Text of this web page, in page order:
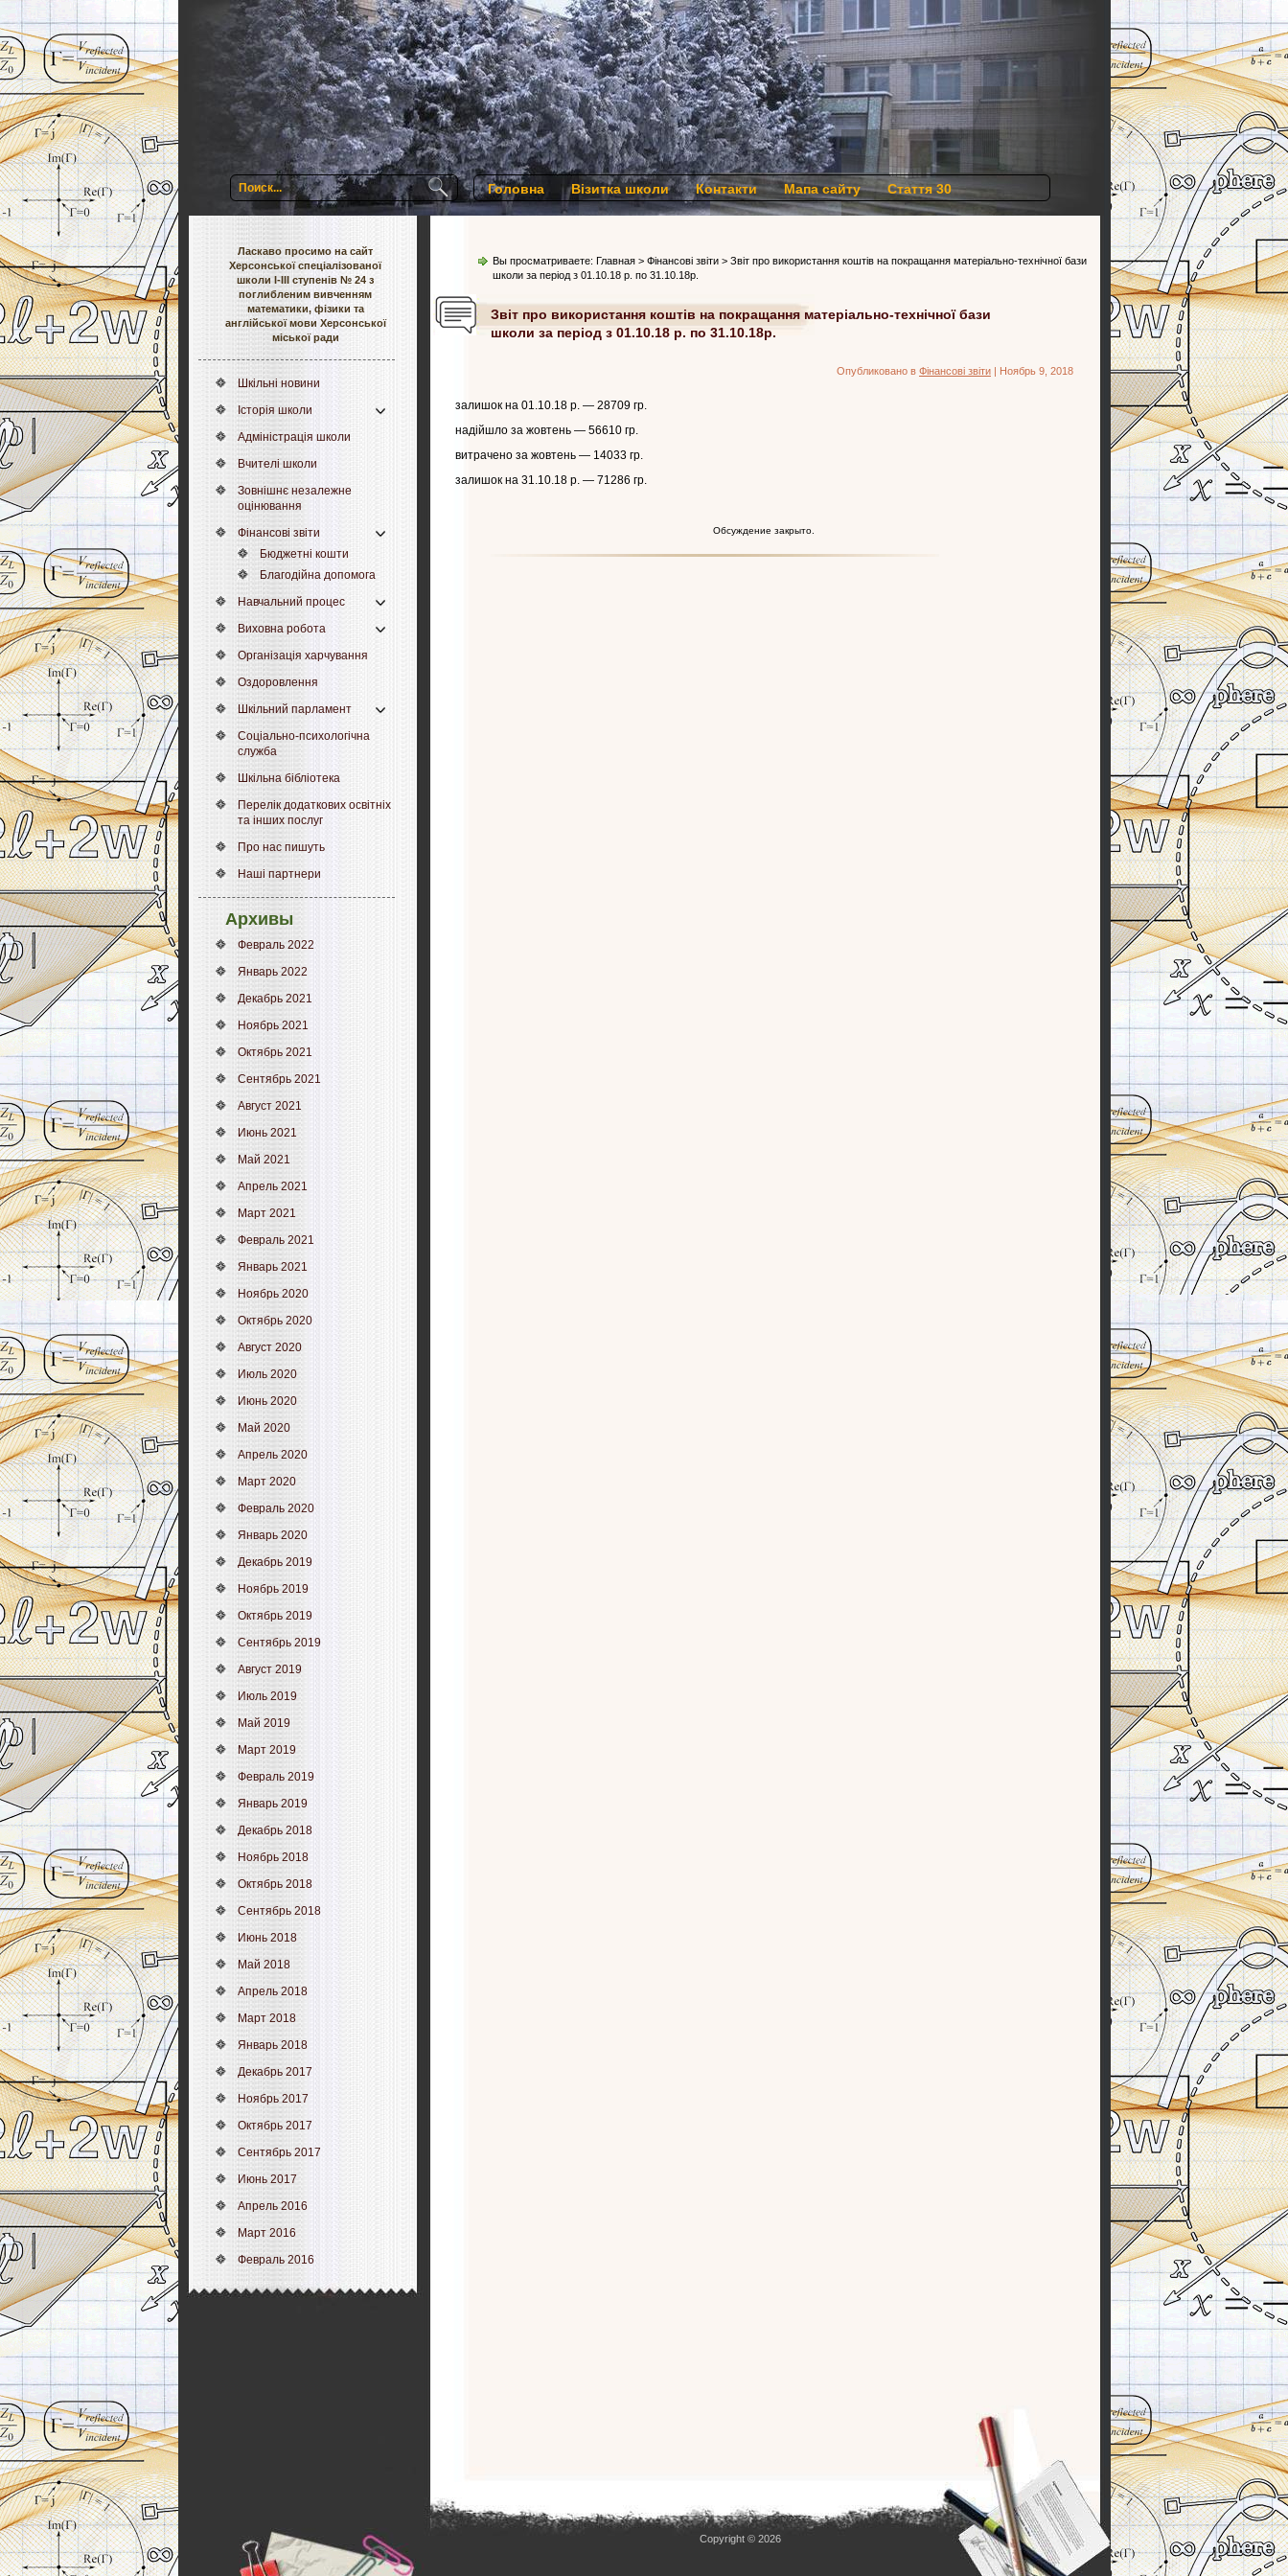
Головна Візитка школи Контакти Мапа сайту Стаття 30
Ласкаво просимо на сайт
Херсонської спеціалізованої
школи І-ІІІ ступенів № 24 з
поглибленим вивченням
математики, фізики та
англійської мови Херсонської
міської ради
Шкільні новини
Історія школи
Адміністрація школи
Вчителі школи
Зовнішнє незалежне
оцінювання
Фінансові звіти
Бюджетні кошти
Благодійна допомога
Навчальний процес
Виховна робота
Організація харчування
Оздоровлення
Шкільний парламент
Соціально-психологічна
служба
Шкільна бібліотека
Перелік додаткових освітніх
та інших послуг
Про нас пишуть
Наші партнери
Архивы
Февраль 2022
Январь 2022
Декабрь 2021
Ноябрь 2021
Октябрь 2021
Сентябрь 2021
Август 2021
Июнь 2021
Май 2021
Апрель 2021
Март 2021
Февраль 2021
Январь 2021
Ноябрь 2020
Октябрь 2020
Август 2020
Июль 2020
Июнь 2020
Май 2020
Апрель 2020
Март 2020
Февраль 2020
Январь 2020
Декабрь 2019
Ноябрь 2019
Октябрь 2019
Сентябрь 2019
Август 2019
Июль 2019
Май 2019
Март 2019
Февраль 2019
Январь 2019
Декабрь 2018
Ноябрь 2018
Октябрь 2018
Сентябрь 2018
Июнь 2018
Май 2018
Апрель 2018
Март 2018
Январь 2018
Декабрь 2017
Ноябрь 2017
Октябрь 2017
Сентябрь 2017
Июнь 2017
Апрель 2016
Март 2016
Февраль 2016
Вы просматриваете: Главная > Фінансові звіти > Звіт про використання коштів на покращання матеріально-технічної бази
школи за період з 01.10.18 р. по 31.10.18р.
Звіт про використання коштів на покращання матеріально-технічної бази
школи за період з 01.10.18 р. по 31.10.18р.
Опубликовано в Фінансові звіти | Ноябрь 9, 2018
залишок на 01.10.18 р. — 28709 гр.
надійшло за жовтень — 56610 гр.
витрачено за жовтень — 14033 гр.
залишок на 31.10.18 р. — 71286 гр.
Обсуждение закрыто.
Copyright © 2026